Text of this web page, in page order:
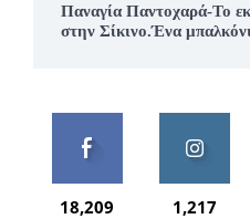
Παναγία Παντοχαρά-Το
στην Σίκινο.Ένα
18,209 1,217